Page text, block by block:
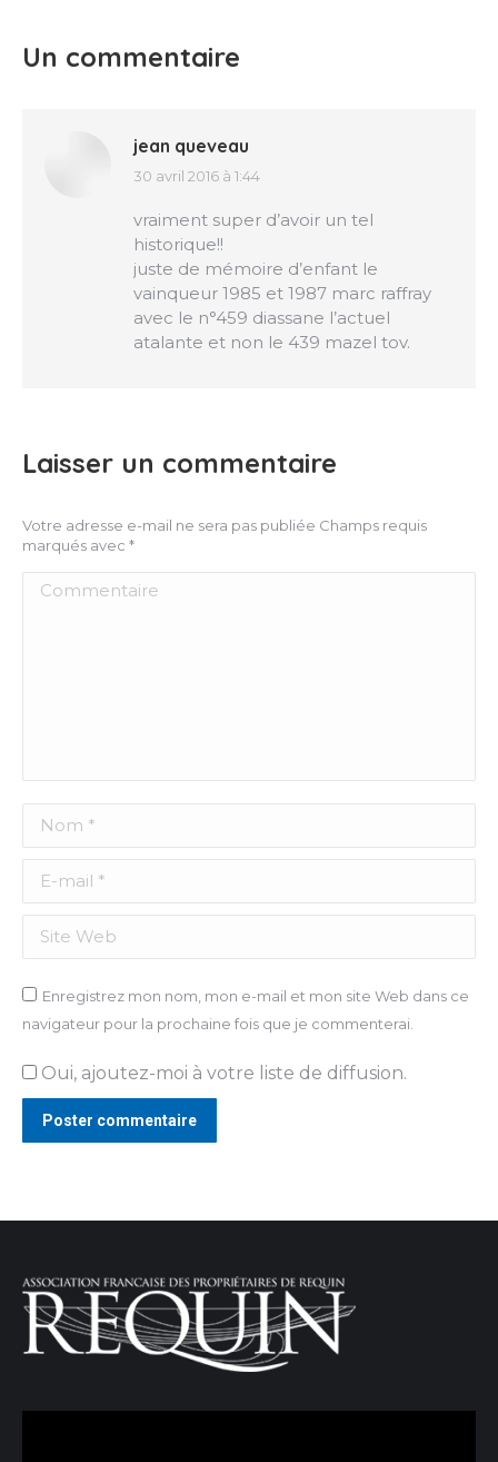
Un commentaire
jean queveau
dit
30 avril 2016 à 1:44
vraiment super d’avoir un tel
historique!!
juste de mémoire d’enfant le
vainqueur 1985 et 1987 marc raffray
avec le n°459 diassane l’actuel
atalante et non le 439 mazel tov.
Laisser un commentaire
Votre adresse e-mail ne sera pas publiée Champs requis
marqués avec *
Commentaire
Nom *
E-mail *
Site Web
Enregistrez mon nom, mon e-mail et mon site Web dans ce
navigateur pour la prochaine fois que je commenterai.
Oui, ajoutez-moi à votre liste de diffusion.
Poster commentaire